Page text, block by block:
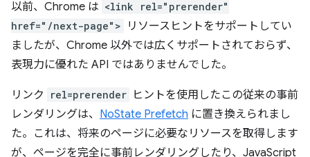
以前、Chrome は <link rel="prerender"
href="/next-page">
リソースヒントをサポートしてい
ましたが、Chrome 以外では広くサポートされておらず、
表現力に優れた API ではありませんでした。
リンク rel=prerender ヒントを使用したこの従来の事前
レンダリングは、 NoState Prefetch に置き換えられまし
た。これは、将来のページに必要なリソースを取得します
が、ページを完全に事前レンダリングしたり、JavaScript